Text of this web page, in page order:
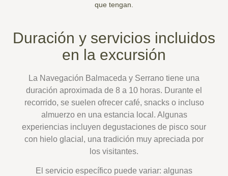
que tengan.
Duración y servicios incluidos
en la excursión
La Navegación Balmaceda y Serrano tiene una
duración aproximada de 8 a 10 horas. Durante el
recorrido, se suelen ofrecer café, snacks o incluso
almuerzo en una estancia local. Algunas
experiencias incluyen degustaciones de pisco sour
con hielo glacial, una tradición muy apreciada por
los visitantes.
El servicio específico puede variar: algunas